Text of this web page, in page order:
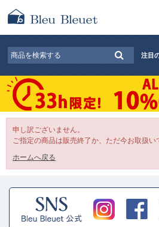
注目
申し訳ございません。
ご指定の商品は販売終了か、ただ今お取扱い
ホームへ戻る